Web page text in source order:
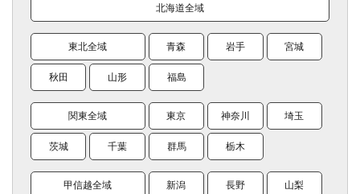
北海道全域
東北全域 青森 岩手 宮城
秋田 山形 福島
関東全域 東京 神奈川 埼玉
茨城 千葉 群馬 栃木
甲信越全域 新潟 長野 山梨